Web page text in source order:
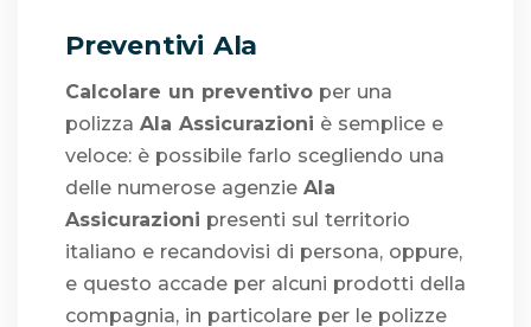
Preventivi Ala
Calcolare un preventivo per una
polizza Ala Assicurazioni è semplice e
veloce: è possibile farlo scegliendo una
delle numerose agenzie Ala
Assicurazioni presenti sul territorio
italiano e recandovisi di persona, oppure,
e questo accade per alcuni prodotti della
compagnia, in particolare per le polizze